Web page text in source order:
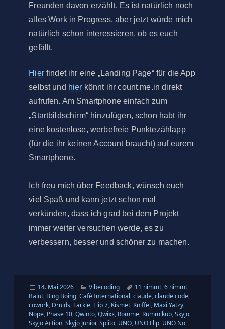
Freunden davon erzählt. Es ist natürlich noch
alles Work in Progress, aber jetzt würde mich
natürlich schon interessieren, ob es euch
gefällt.
Hierfindet ihr eine „Landing Page“ für die App
selbst und hier könnt ihr count.me.in direkt
aufrufen. Am Smartphone einfach zum
„Startbildschirm“ hinzufügen, schon habt ihr
eine kostenlose, werbefreie Punktezählapp
(für die ihr keinen Account braucht) auf eurem
Smartphone.
Ich freu mich über Feedback, wünsch euch
viel Spaß und kann jetzt schon mal
verkünden, dass ich grad bei dem Projekt
immer weiter versuchen werde, es zu
verbessern, besser und schöner zu machen.
Veröffentlicht
am
14. Mai 2026 Kategorien
Vibecoding Schlagwörter
11 nimmt,6 nimmt,
Balut, Bing Boing,Café International,claude,claude code,
cowork, Druids, Farkle, Flip 7, Kismet, Kniffel, Maxi Yatzy,
Nope, Phase 10,Qwinto,Qwixx, Romme, Rummikub,Skyjo,
Skyjo Action,Skyjo Junior,Splito, UNO, UNO Flip, UNO No